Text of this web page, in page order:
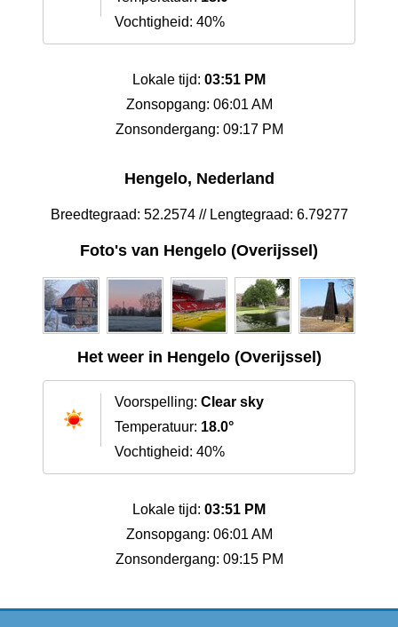
Vochtigheid: 40%
Lokale tijd: 03:51 PM
Zonsopgang: 06:01 AM
Zonsondergang: 09:17 PM
Hengelo, Nederland
Breedtegraad: 52.2574 // Lengtegraad: 6.79277
Foto's van Hengelo (Overijssel)
Het weer in Hengelo (Overijssel)
Voorspelling: Clear sky
Temperatuur: 18.0°
Vochtigheid: 40%
Lokale tijd: 03:51 PM
Zonsopgang: 06:01 AM
Zonsondergang: 09:15 PM